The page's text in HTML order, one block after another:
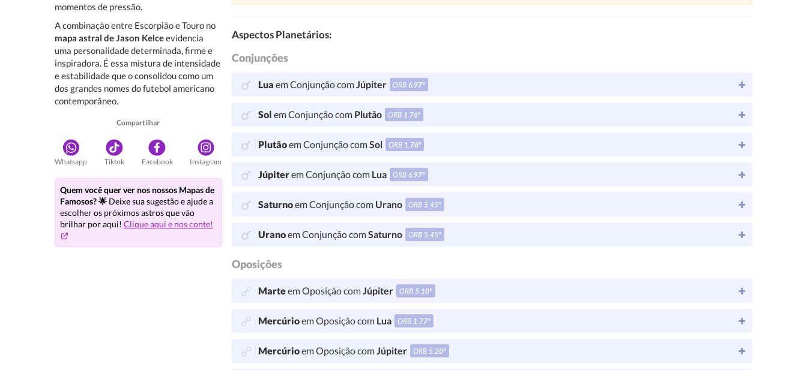
momentos de pressão.
A combinação entre Escorpião e Touro no
mapa astral de Jason Kelceevidencia
uma personalidade determinada, firme e
inspiradora. É essa mistura de intensidade
e estabilidade que o consolidou como um
dos grandes nomes do futebol americano
contemporâneo.
Compartilhar
Whatsapp Tiktok Facebook Instagram
Quem você quer ver nos nossos Mapas de
Famosos? 🌟 Deixe sua sugestão e ajude a
escolher os próximos astros que vão
brilhar por aqui! Clique aqui e nos conte!
Aspectos Planetários:
Conjunções
Lua em Conjunção comJúpiter ORB6.97°
Sol em Conjunção com Plutão ORB 1.76°
Plutãoem Conjunção comSol ORB 1.76°
Júpiterem Conjunção com Lua ORB6.97°
Saturnoem Conjunção com Urano ORB 5.45°
Uranoem Conjunção comSaturno ORB 5.45°
Oposições
Marteem Oposição comJúpiter ORB 5.10°
Mercúrioem Oposição com Lua ORB 1.77°
Mercúrioem Oposição comJúpiter ORB 5.20°